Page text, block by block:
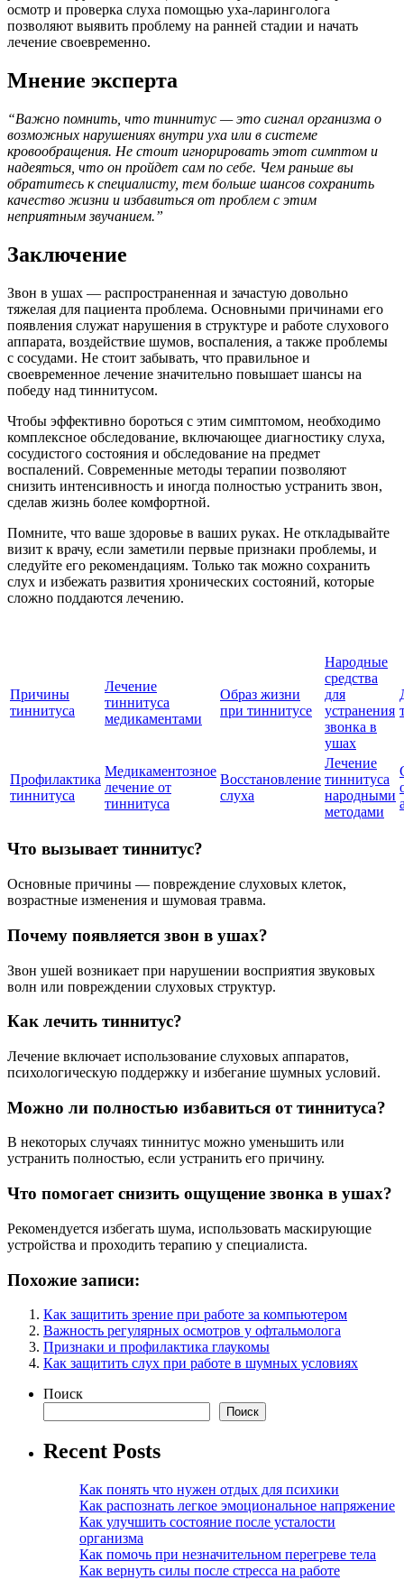
осмотр и проверка слуха помощью уха-ларинголога
позволяют выявить проблему на ранней стадии и начать
лечение своевременно.
Мнение эксперта
“Важно помнить, что тиннитус — это сигнал организма о
возможных нарушениях внутри уха или в системе
кровообращения. Не стоит игнорировать этот симптом и
надеяться, что он пройдет сам по себе. Чем раньше вы
обратитесь к специалисту, тем больше шансов сохранить
качество жизни и избавиться от проблем с этим
неприятным звучанием.”
Заключение
Звон в ушах — распространенная и зачастую довольно
тяжелая для пациента проблема. Основными причинами его
появления служат нарушения в структуре и работе слухового
аппарата, воздействие шумов, воспаления, а также проблемы
с сосудами. Не стоит забывать, что правильное и
своевременное лечение значительно повышает шансы на
победу над тиннитусом.
Чтобы эффективно бороться с этим симптомом, необходимо
комплексное обследование, включающее диагностику слуха,
сосудистого состояния и обследование на предмет
воспалений. Современные методы терапии позволяют
снизить интенсивность и иногда полностью устранить звон,
сделав жизнь более комфортной.
Помните, что ваше здоровье в ваших руках. Не откладывайте
визит к врачу, если заметили первые признаки проблемы, и
следуйте его рекомендациям. Только так можно сохранить
слух и избежать развития хронических состояний, которые
сложно поддаются лечению.
Причины
тиннитуса
Лечение
тиннитуса
медикаментами
Образ жизни
при тиннитусе
Народные
средства
для
устранения
звонка в
ушах
Профилактика
тиннитуса
Медикаментозное
лечение от
тиннитуса
Восстановление
слуха
Лечение
тиннитуса
народными
методами
Что вызывает тиннитус?
Основные причины — повреждение слуховых клеток,
возрастные изменения и шумовая травма.
Почему появляется звон в ушах?
Звон ушей возникает при нарушении восприятия звуковых
волн или повреждении слуховых структур.
Как лечить тиннитус?
Лечение включает использование слуховых аппаратов,
психологическую поддержку и избегание шумных условий.
Можно ли полностью избавиться от тиннитуса?
В некоторых случаях тиннитус можно уменьшить или
устранить полностью, если устранить его причину.
Что помогает снизить ощущение звонка в ушах?
Рекомендуется избегать шума, использовать маскирующие
устройства и проходить терапию у специалиста.
Похожие записи:
Как защитить зрение при работе за компьютером
Важность регулярных осмотров у офтальмолога
Признаки и профилактика глаукомы
Как защитить слух при работе в шумных условиях
Поиск
Поиск
Recent Posts
Как понять что нужен отдых для психики
Как распознать легкое эмоциональное напряжение
Как улучшить состояние после усталости
организма
Как помочь при незначительном перегреве тела
Как вернуть силы после стресса на работе